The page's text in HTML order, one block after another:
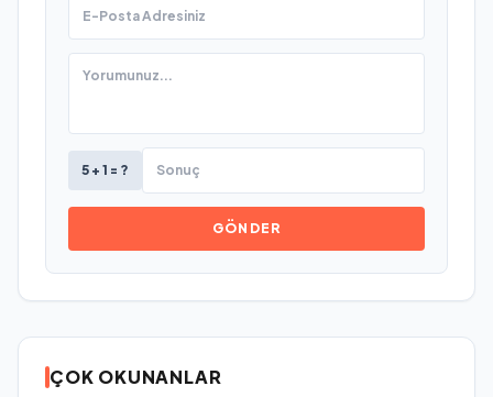
5 + 1 = ?
GÖNDER
ÇOK OKUNANLAR